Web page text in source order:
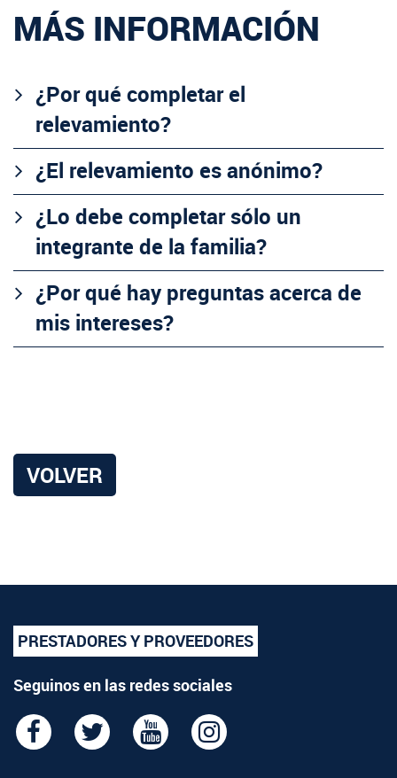
MÁS INFORMACIÓN
¿Por qué completar el
relevamiento?
¿El relevamiento es anónimo?
¿Lo debe completar sólo un
integrante de la familia?
¿Por qué hay preguntas acerca de
mis intereses?
VOLVER
PRESTADORES Y PROVEEDORES
Seguinos en las redes sociales